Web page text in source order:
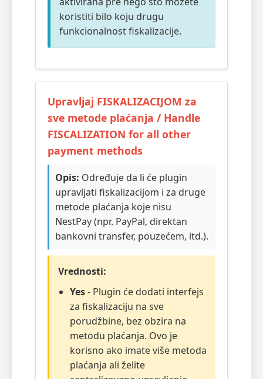
koristiti bilo koju drugu
funkcionalnost fiskalizacije.
Upravljaj FISKALIZACIJOM za
sve metode plaćanja / Handle
FISCALIZATION for all other
payment methods
Opis: Određuje da li će plugin
upravljati fiskalizacijom i za druge
metode plaćanja koje nisu
NestPay (npr. PayPal, direktan
bankovni transfer, pouzećem, itd.).
Vrednosti:
Yes- Plugin će dodati interfejs
za fiskalizaciju na sve
porudžbine, bez obzira na
metodu plaćanja. Ovo je
korisno ako imate više metoda
plaćanja ali želite